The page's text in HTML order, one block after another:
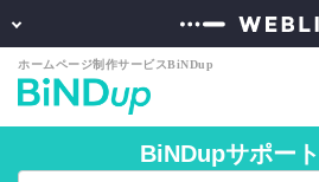
BiNDupサポー